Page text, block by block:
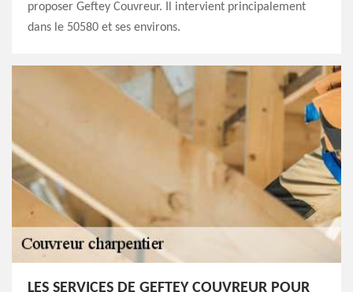
proposer Geftey Couvreur. Il intervient principalement
dans le 50580 et ses environs.
LES SERVICES DE GEFTEY COUVREUR POUR